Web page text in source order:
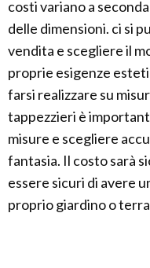
costi variano a
delle dimensioni. ci si
vendita e scegliere il
proprie esigenze
farsi realizzare su
tappezzieri è
misure e scegliere
fantasia. Il costo sarà
essere sicuri di avere
proprio giardino o